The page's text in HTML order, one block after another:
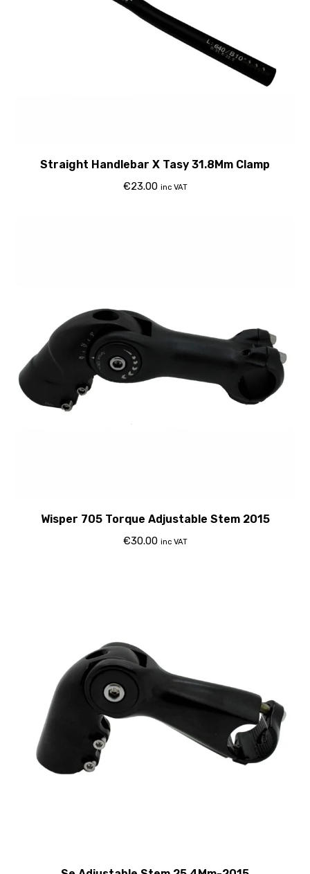
Straight Handlebar X Tasy 31.8Mm Clamp
€23.00 inc VAT
Wisper 705 Torque Adjustable Stem 2015
€30.00 inc VAT